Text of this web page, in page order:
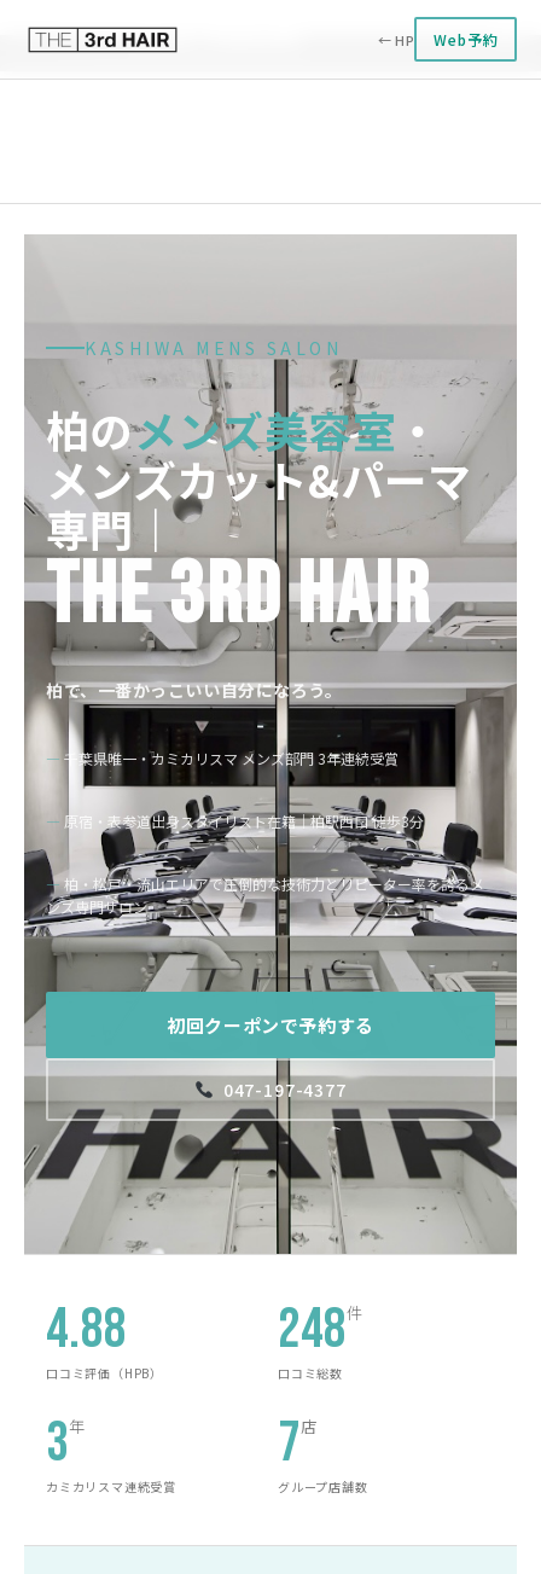
柏メンズ美容室
← HP Web予約
KASHIWA MENS SALON
柏のメンズ美容室 ・
メンズカット&パーマ
専門｜
THE 3rd HAIR
柏で、一番かっこいい自分になろう。
千葉県唯一・カミカリスマ メンズ部門 3年連続受賞
原宿・表参道出身スタイリスト在籍｜柏駅西口 徒歩3分
柏・松戸・流山エリアで圧倒的な技術力とリピーター率を誇るメ
ンズ専門サロン
初回クーポンで予約する
047-197-4377
4.88
口コミ評価（HPB）
248件
口コミ総数
3年
カミカリスマ連続受賞
7店
グループ店舗数